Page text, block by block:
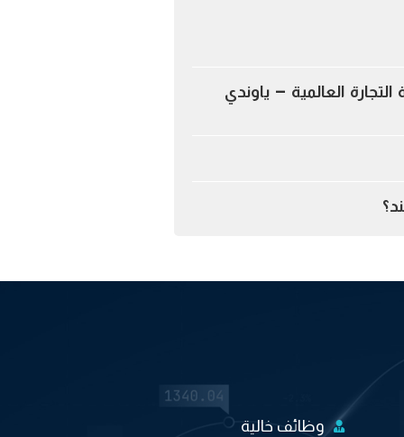
العالمية – ياوندي
وظائف خالية